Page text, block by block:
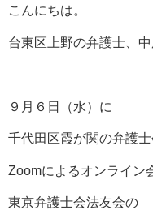
こんにちは。
台東区上野の弁護士、中
９月６日（水）に
千代田区霞が関の弁護
Zoomによるオンライン
東京弁護士会法友会の